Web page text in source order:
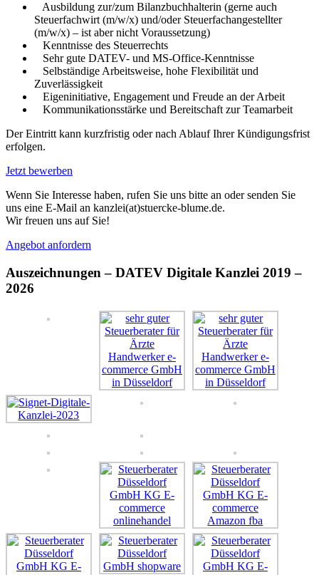
Ausbildung zur/zum Bilanzbuchhalterin (gerne auch
Steuerfachwirt (m/w/x) und/oder Steuerfachangestellter
(m/w/x) – ist aber nicht Voraussetzung)
Kenntnisse des Steuerrechts
Sehr gute DATEV- und MS-Office-Kenntnisse
Selbständige Arbeitsweise, hohe Flexibilität und
Zuverlässigkeit
Eigeninitiative, Engagement und Freude an der Arbeit
Kommunikationsstärke und Bereitschaft zur Teamarbeit
Der Eintritt kann kurzfristig oder nach Ablauf Ihrer Kündigungsfrist
erfolgen.
Jetzt bewerben
Wenn Sie Interesse haben, rufen Sie uns bitte an oder senden Sie
uns eine E-Mail an kanzlei(at)stuercke-blume.de.
Wir freuen uns auf Sie!
Angebot anfordern
Auszeichnungen – DATEV Digitale Kanzlei 2019 –
2026